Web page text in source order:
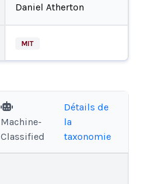
Daniel Atherton
MIT
Machine-
Classified
Détails de
la
taxonomie